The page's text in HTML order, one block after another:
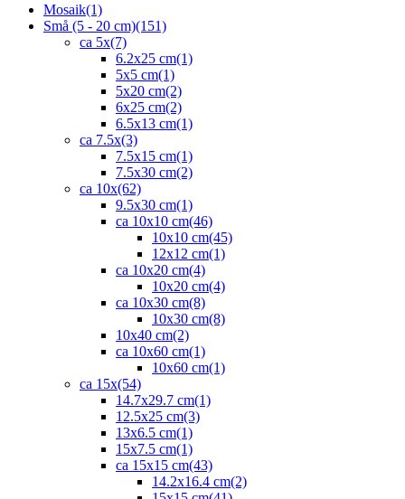
Mosaik(1)
Små (5 - 20 cm)(151)
ca 5x(7)
6.2x25 cm(1)
5x5 cm(1)
5x20 cm(2)
6x25 cm(2)
6.5x13 cm(1)
ca 7.5x(3)
7.5x15 cm(1)
7.5x30 cm(2)
ca 10x(62)
9.5x30 cm(1)
ca 10x10 cm(46)
10x10 cm(45)
12x12 cm(1)
ca 10x20 cm(4)
10x20 cm(4)
ca 10x30 cm(8)
10x30 cm(8)
10x40 cm(2)
ca 10x60 cm(1)
10x60 cm(1)
ca 15x(54)
14.7x29.7 cm(1)
12.5x25 cm(3)
13x6.5 cm(1)
15x7.5 cm(1)
ca 15x15 cm(43)
14.2x16.4 cm(2)